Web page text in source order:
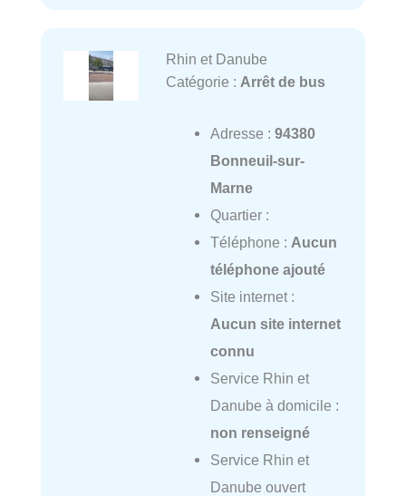
Rhin et Danube
Catégorie : Arrêt de bus
Adresse : 94380
Bonneuil-sur-
Marne
Quartier :
Téléphone : Aucun
téléphone ajouté
Site internet :
Aucun site internet
connu
Service Rhin et
Danube à domicile :
non renseigné
Service Rhin et
Danube ouvert